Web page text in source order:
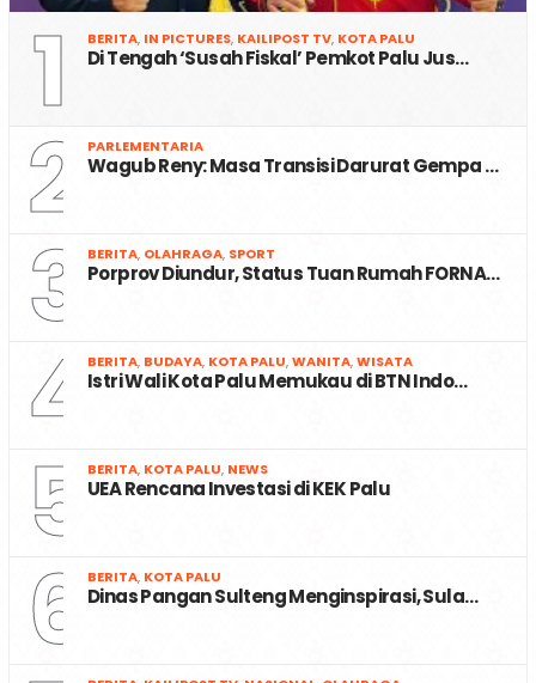
1 BERITA, IN PICTURES, KAILIPOST TV, KOTA PALU
Di Tengah ‘Susah Fiskal’ Pemkot Palu Jus…
2 PARLEMENTARIA
Wagub Reny: Masa Transisi Darurat Gempa …
3 BERITA, OLAHRAGA, SPORT
Porprov Diundur, Status Tuan Rumah FORNA…
4 BERITA, BUDAYA, KOTA PALU,WANITA,WISATA
Istri Wali Kota Palu Memukau di BTN Indo…
5 BERITA, KOTA PALU, NEWS
UEA Rencana Investasi di KEK Palu
6 BERITA, KOTA PALU
Dinas Pangan Sulteng Menginspirasi, Sula…